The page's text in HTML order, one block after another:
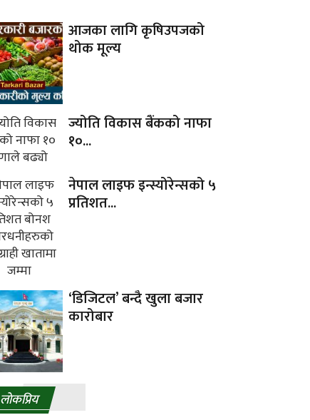
आजका लागि कृषिउपजको
थोक मूल्य
ज्योति विकास बैंकको नाफा
१०...
नेपाल लाइफ इन्स्योरेन्सको ५
प्रतिशत...
‘डिजिटल’ बन्दै खुला बजार
कारोबार
लाेकप्रिय